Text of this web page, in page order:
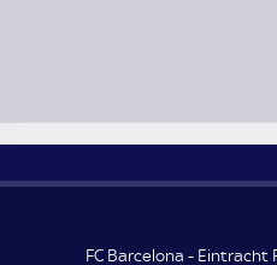
FC Barcelona - Eintracht